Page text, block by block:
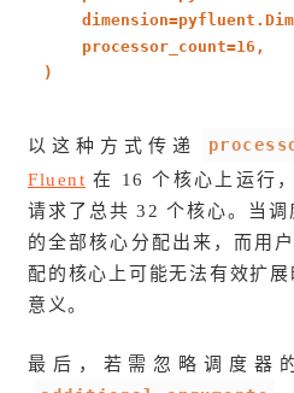
processor_count=16 ,
)
以这种方式传递
Fluent 在 16 个核心上运行
请求了总共 32 个核心。当调
的全部核心分配出来，而用
配的核心上可能无法有效扩
意义。
最后，若需忽略调度器